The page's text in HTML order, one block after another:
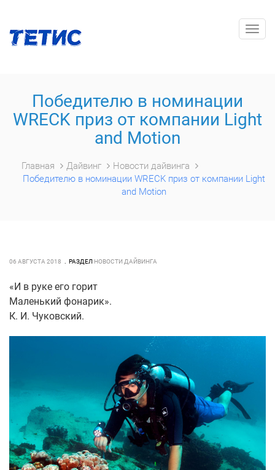
Победителю в номинации
WRECK приз от компании Light
and Motion
Главная Дайвинг
Новости дайвинга
Победителю в номинации WRECK приз от компании Light
and Motion
06 АВГУСТА 2018 РАЗДЕЛ НОВОСТИ ДАЙВИНГА
«И в руке его горит
Маленький фонарик».
К. И. Чуковский.